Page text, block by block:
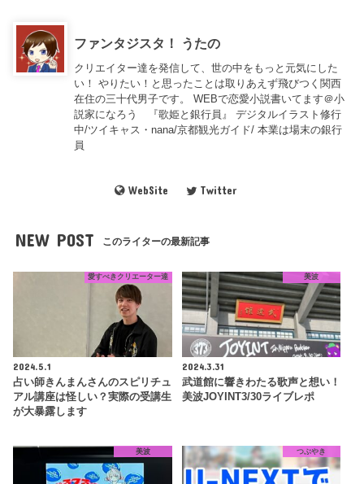
ファンタジスタ！ うたの
クリエイター達を発信して、世の中をもっと元気にした
い！ やりたい！と思ったことは取りあえず飛びつく関西
在住の三十代男子です。 WEBで恋愛小説書いてます＠小
説家になろう 『歌姫と銀行員』 デジタルイラスト修行
中/ツイキャス・nana/京都観光ガイド/ 本業は場末の銀行
員
WebSite Twitter
NEW POST このライターの最新記事
愛すべきクリエーター達
2024.5.1
占い師きんまんさんのスピリチュ
アル講座は怪しい？実際の受講生
が大暴露します
美波
2024.3.31
武道館に響きわたる歌声と想い！
美波JOYINT3/30ライブレポ
美波 つぶやき